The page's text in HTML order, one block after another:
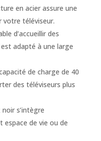
en acier assure une
votre téléviseur.
d’accueillir des
adapté à une large
de charge de 40
des téléviseurs plus
s’intègre
de vie ou de